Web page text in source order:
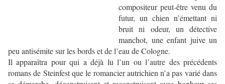
compositeur peut-être venu du
futur, un chien n’émettant ni
bruit ni odeur, un détective
manchot, une enfant juive un
peu antisémite sur les bords et de l’eau de Cologne.
Il apparaîtra pour qui a déjà lu l’un ou l’autre des précédents
romans de Steinfest que le romancier autrichien n’a pas varié dans